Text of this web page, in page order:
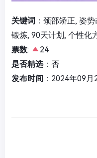
关键词 ：颈部矫正, 姿
锻炼, 90天计划, 个性化
票数:
24
是否精选：否
发布时间 ：2024年09